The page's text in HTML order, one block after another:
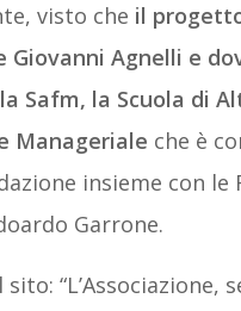
visto che il
Giovanni Agnelli e
Safm, la Scuola di
Manageriale che è
insieme con le
Garrone.
sito: “L’Associazione,